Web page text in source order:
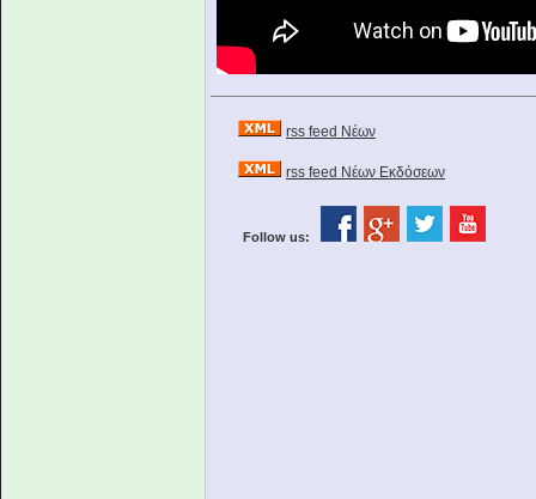
rss feed Νέων
rss feed Νέων Εκδόσεων
Follow us: